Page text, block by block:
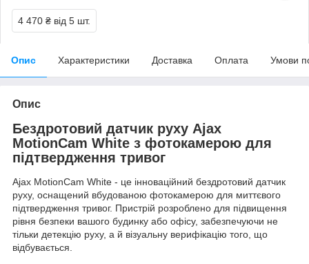
4 470 ₴ від 5 шт.
Опис Характеристики Доставка Оплата Умови
Опис
Бездротовий датчик руху Ajax
MotionCam White з фотокамерою для
підтвердження тривог
Ajax MotionCam White - це інноваційний бездротовий датчик
руху, оснащений вбудованою фотокамерою для миттєвого
підтвердження тривог. Пристрій розроблено для підвищення
рівня безпеки вашого будинку або офісу, забезпечуючи не
тільки детекцію руху, а й візуальну верифікацію того, що
відбувається.